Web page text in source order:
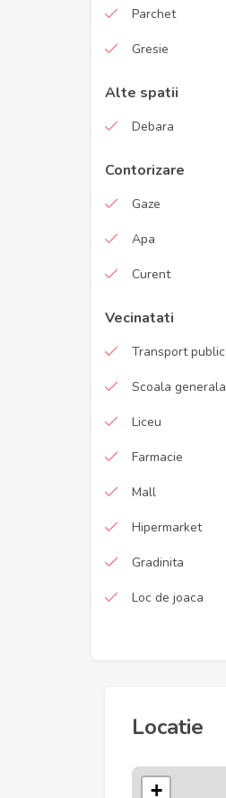
Parchet
Gresie
Alte spatii
Debara
Contorizare
Gaze
Apa
Curent
Vecinatati
Transport public
Scoala generala
Liceu
Farmacie
Mall
Hipermarket
Gradinita
Loc de joaca
Locatie
+